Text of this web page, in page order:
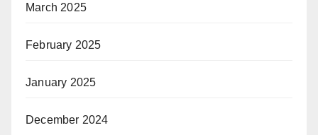
March 2025
February 2025
January 2025
December 2024